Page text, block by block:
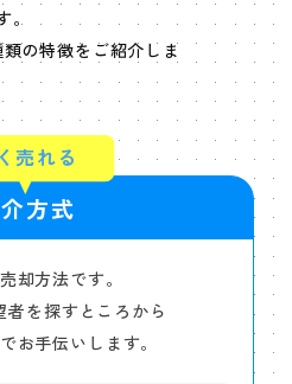
ご成約しました
古戸建 ご成約しました
ご成約しました
中古戸建 ご成約しました
地 ご成約しました
。
の特徴をご紹介しま
売れる
方式
却方法です。
者を探すところから
お手伝いします。